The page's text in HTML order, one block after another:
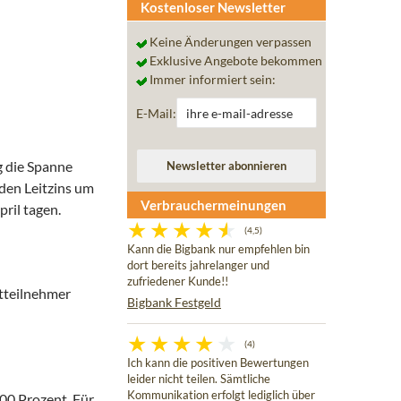
Spanne
Leitzins um
tagen.
Kostenloser Newsletter
Keine Änderungen verpassen
Exklusive Angebote bekommen
Immer informiert sein:
E-Mail:
Verbrauchermeinungen
(4,5)
Kann die Bigbank nur empfehlen bin
dort bereits jahrelanger und
zufriedener Kunde!!
Bigbank Festgeld
(4)
Ich kann die positiven Bewertungen
leider nicht teilen. Sämtliche
Kommunikation erfolgt lediglich über